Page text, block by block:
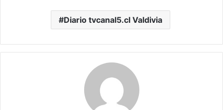
Diario tvcanal5.cl Valdivia